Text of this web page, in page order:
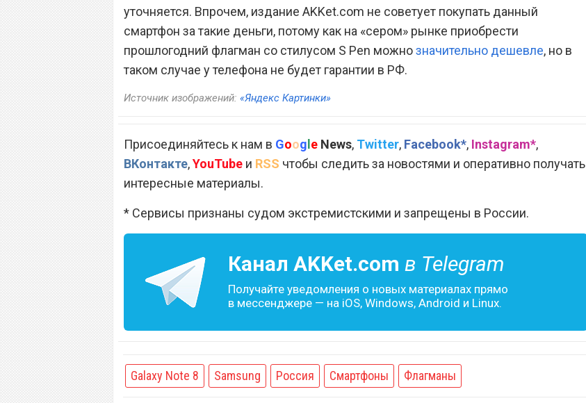
уточняется. Впрочем, издание AKKet.com не советует покупать данный
смартфон за такие деньги, потому как на «сером» рынке приобрести
прошлогодний флагман со стилусом S Pen можнозначительно дешевле, но в
таком случае у телефона не будет гарантии в РФ.
Источник изображений: «Яндекс Картинки»
Присоединяйтесь к нам в Google News, Twitter, Facebook*, Instagram*,
ВКонтакте,YouTube и RSS чтобы следить за новостями и оперативно получать
интересные материалы.
* Сервисы признаны судом экстремистскими и запрещены в России.
Канал AKKet.com в Telegram
Получайте уведомления о новых материалах прямо
в мессенджере — на iOS, Windows, Android и Linux.
Galaxy Note 8 Samsung Россия Смартфоны Флагманы